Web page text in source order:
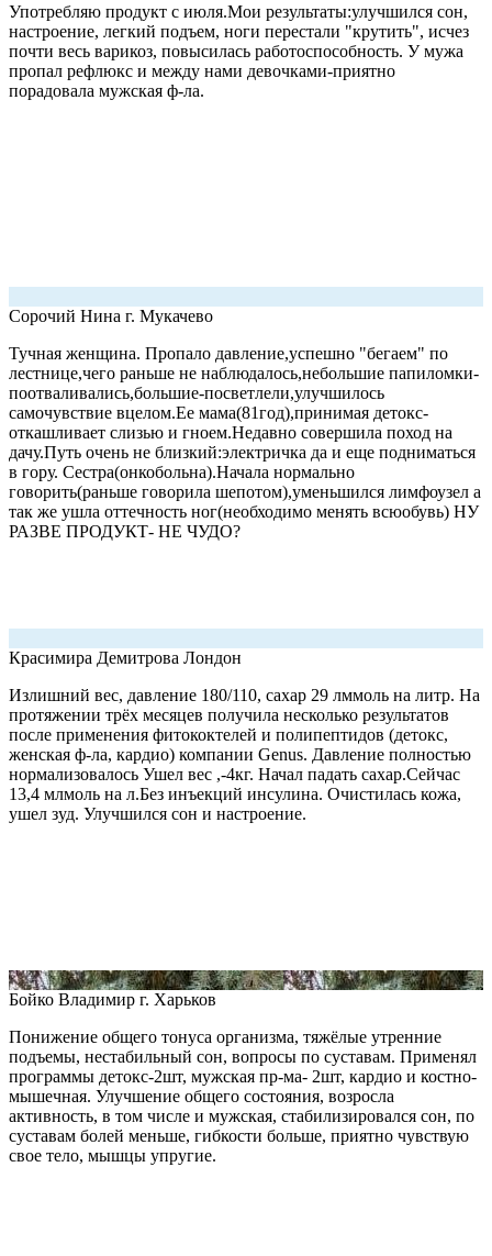
Употребляю продукт с июля.Мои результаты:улучшился сон,
настроение, легкий подъем, ноги перестали "крутить", исчез
почти весь варикоз, повысилась работоспособность. У мужа
пропал рефлюкс и между нами девочками-приятно
порадовала мужская ф-ла.
Сорочий Нина г. Мукачево
Тучная женщина. Пропало давление,успешно "бегаем" по
лестнице,чего раньше не наблюдалось,небольшие папиломки-
поотваливались,большие-посветлели,улучшилось
самочувствие вцелом.Ее мама(81год),принимая детокс-
откашливает слизью и гноем.Недавно совершила поход на
дачу.Путь очень не близкий:электричка да и еще подниматься
в гору. Сестра(онкобольна).Начала нормально
говорить(раньше говорила шепотом),уменьшился лимфоузел а
так же ушла оттечность ног(необходимо менять всюобувь) НУ
РАЗВЕ ПРОДУКТ- НЕ ЧУДО?
Красимира Демитрова Лондон
Излишний вес, давление 180/110, сахар 29 лммоль на литр. На
протяжении трёх месяцев получила несколько результатов
после применения фитококтелей и полипептидов (детокс,
женская ф-ла, кардио) компании Genus. Давление полностью
нормализовалось Ушел вес ,-4кг. Начал падать сахар.Сейчас
13,4 млмоль на л.Без инъекций инсулина. Очистилась кожа,
ушел зуд. Улучшился сон и настроение.
Бойко Владимир г. Харьков
Понижение общего тонуса организма, тяжёлые утренние
подъемы, нестабильный сон, вопросы по суставам. Применял
программы детокс-2шт, мужская пр-ма- 2шт, кардио и костно-
мышечная. Улучшение общего состояния, возросла
активность, в том числе и мужская, стабилизировался сон, по
суставам болей меньше, гибкости больше, приятно чувствую
свое тело, мышцы упругие.